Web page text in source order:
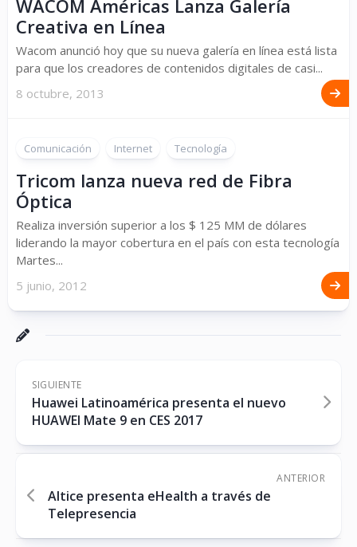
WACOM Américas Lanza Galería
Creativa en Línea
Wacom anunció hoy que su nueva galería en línea está lista
para que los creadores de contenidos digitales de casi...
8 octubre, 2013
Comunicación Internet Tecnología
Tricom lanza nueva red de Fibra
Óptica
Realiza inversión superior a los $ 125 MM de dólares
liderando la mayor cobertura en el país con esta tecnología
Martes...
5 junio, 2012
SIGUIENTE
Huawei Latinoamérica presenta el nuevo
HUAWEI Mate 9 en CES 2017
ANTERIOR
Altice presenta eHealth a través de
Telepresencia